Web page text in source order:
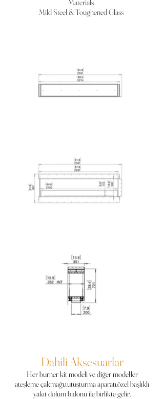
Materials
Mild Steel & Toughened Glass
Dahili Aksesuarlar
Her burner kit modeli ve diğer modeller
ateşleme çakmağı,tutuşturma aparatı,özel başlıklı
yakıt dolum bidonu ile birlikte gelir.